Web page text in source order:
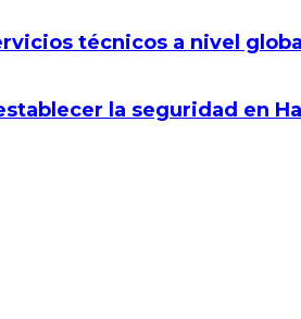
técnicos a nivel
la seguridad en